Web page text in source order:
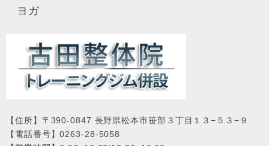
ヨガ
【住所】〒390-0847 長野県松本市笹部３丁目１３−５３−９
【電話番号】0263-28-5058